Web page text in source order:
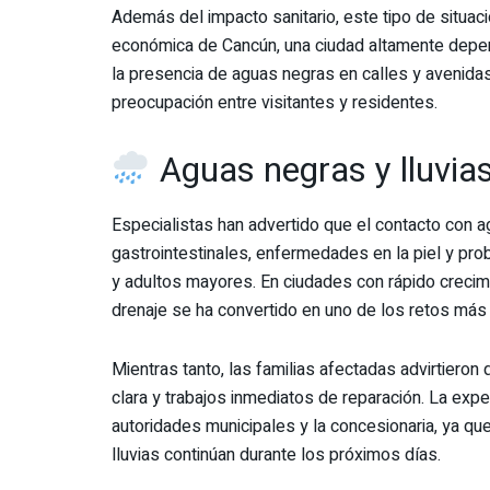
Además del impacto sanitario, este tipo de
económica de Cancún, una ciudad altamente
la presencia de aguas negras en calles y
preocupación entre visitantes y residentes.
Aguas negras y
Especialistas han advertido que el contacto con
gastrointestinales, enfermedades en la piel y
y adultos mayores. En ciudades con rápido
drenaje se ha convertido en uno de los retos
Mientras tanto, las familias afectadas
clara y trabajos inmediatos de reparación. La
autoridades municipales y la concesionaria, ya
lluvias continúan durante los próximos días.